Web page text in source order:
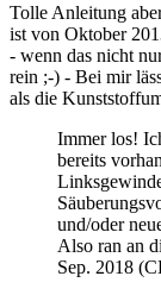
Tolle Anleitung
ist von Oktober
- wenn das nicht
rein ;-) - Bei mir
als die
Immer los!
bereits
und/oder
Also ran an
Sep. 2018